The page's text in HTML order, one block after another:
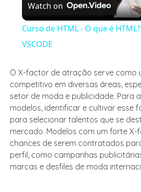
Watch on
Curso de HTML - O que é
VSCODE
O X-factor de atração serve como
competitivo em diversas áreas,
setor de moda e publicidade. Para
modelos, identificar e cultivar esse
para selecionar talentos que se
mercado. Modelos com um forte
chances de serem contratados
perfil, como campanhas
marcas e desfiles de moda